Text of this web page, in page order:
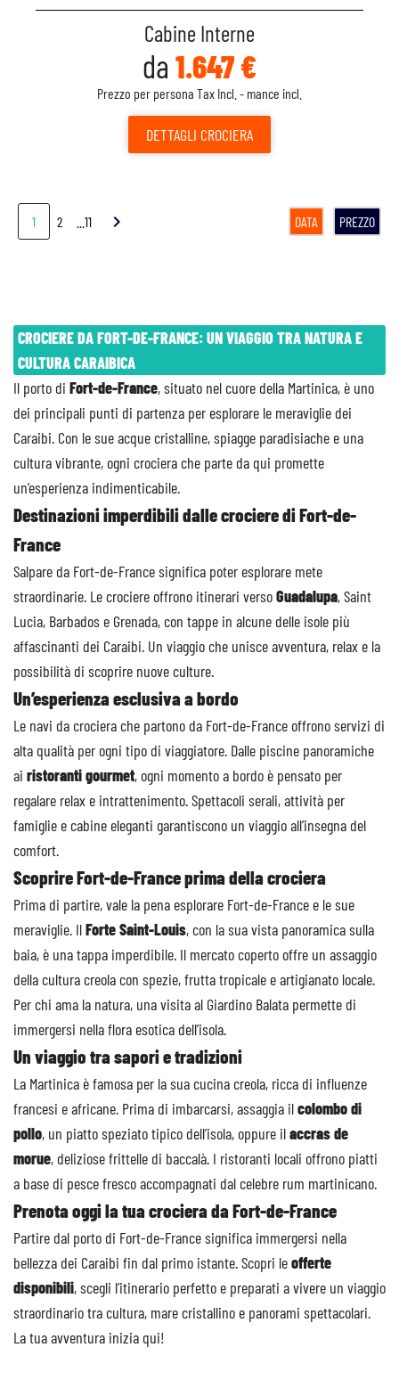
CROCIERE DA FORT-DE-FRANCE: UN VIAGGIO TRA NATURA E
CULTURA CARAIBICA
Il porto di Fort-de-France, situato nel cuore della Martinica, è uno
dei principali punti di partenza per esplorare le meraviglie dei
Caraibi. Con le sue acque cristalline, spiagge paradisiache e una
cultura vibrante, ogni crociera che parte da qui promette
un’esperienza indimenticabile.
Destinazioni imperdibili dalle crociere di Fort-de-
France
Salpare da Fort-de-France significa poter esplorare mete
straordinarie. Le crociere offrono itinerari versoGuadalupa, Saint
Lucia, Barbados e Grenada, con tappe in alcune delle isole più
affascinanti dei Caraibi. Un viaggio che unisce avventura, relax e la
possibilità di scoprire nuove culture.
Un’esperienza esclusiva a bordo
Le navi da crociera che partono da Fort-de-France offrono servizi di
alta qualità per ogni tipo di viaggiatore. Dalle piscine panoramiche
ai ristoranti gourmet, ogni momento a bordo è pensato per
regalare relax e intrattenimento. Spettacoli serali, attività per
famiglie e cabine eleganti garantiscono un viaggio all’insegna del
comfort.
Scoprire Fort-de-France prima della crociera
Prima di partire, vale la pena esplorare Fort-de-France e le sue
meraviglie. IlForte Saint-Louis, con la sua vista panoramica sulla
baia, è una tappa imperdibile. Il mercato coperto offre un assaggio
della cultura creola con spezie, frutta tropicale e artigianato locale.
Per chi ama la natura, una visita al Giardino Balata permette di
immergersi nella flora esotica dell’isola.
Un viaggio tra sapori e tradizioni
La Martinica è famosa per la sua cucina creola, ricca di influenze
francesi e africane. Prima di imbarcarsi, assaggia ilcolombo di
pollo, un piatto speziato tipico dell’isola, oppure ilaccras de
morue, deliziose frittelle di baccalà. I ristoranti locali offrono piatti
a base di pesce fresco accompagnati dal celebre rum martinicano.
Prenota oggi la tua crociera da Fort-de-France
Partire dal porto di Fort-de-France significa immergersi nella
bellezza dei Caraibi fin dal primo istante. Scopri leofferte
disponibili, scegli l’itinerario perfetto e preparati a vivere un viaggio
straordinario tra cultura, mare cristallino e panorami spettacolari.
La tua avventura inizia qui!
Cabine Interne
da 1.647 €
Prezzo per persona Tax Incl. - mance incl.
DETTAGLI CROCIERA
1 2 ...11 chevron_right DATA PREZZO